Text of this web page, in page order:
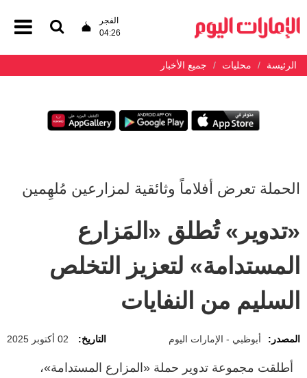
الفجر
04:26
الرئيسة محليات جميع الأخبار
الحملة تعرض أفلاماً وثائقية لمزارعين مُلهِمين
«تدوير» تُطلق «المَزارع
المستدامة» لتعزيز التخلص
السليم من النفايات
المصدر: أبوظبي - الإمارات اليوم التاريخ: 02 أكتوبر 2025
أطلقت مجموعة تدوير حملة «المزارع المستدامة»،